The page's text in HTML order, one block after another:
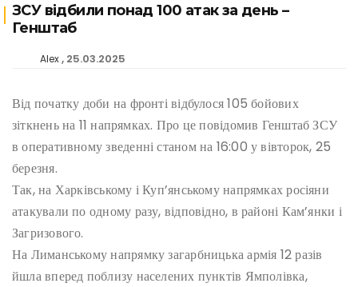
ЗСУ відбили понад 100 атак за день –
Генштаб
Alex 25.03.2025
Від початку доби на фронті відбулося 105 бойових
зіткнень на 11 напрямках. Про це повідомив Генштаб ЗСУ
в оперативному зведенні станом на 16:00 у вівторок, 25
березня.
Так, на Харківському і Куп’янському напрямках росіяни
атакували по одному разу, відповідно, в районі Кам’янки і
Загризового.
На Лиманському напрямку загарбницька армія 12 разів
йшла вперед поблизу населених пунктів Ямполівка,